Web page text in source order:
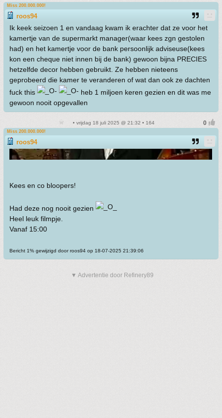
Miss 200.000.000!
roos94
Ik keek seizoen 1 en vandaag kwam ik erachter dat ze voor het
kamertje van de supermarkt manager(waar kees zgn gestolen
had) en het kamertje voor de bank persoonlijk adviseuse(kees
kon een cheque niet innen bij de bank) gewoon bijna PRECIES
hetzelfde decor hebben gebruikt. Ze hebben nieteens
geprobeerd die kamer te veranderen of wat dan ook ze dachten
fuck this
heb 1 miljoen keren gezien en dit was me
gewoon nooit opgevallen
• vrijdag 18 juli 2025 @ 21:32 • 164
Miss 200.000.000!
roos94
Kees en co bloopers!
Had deze nog nooit gezien
Heel leuk filmpje.
Vanaf 15:00
Bericht 1% gewijzigd door roos94 op 18-07-2025 21:39:06
▼ Advertentie door Refinery89